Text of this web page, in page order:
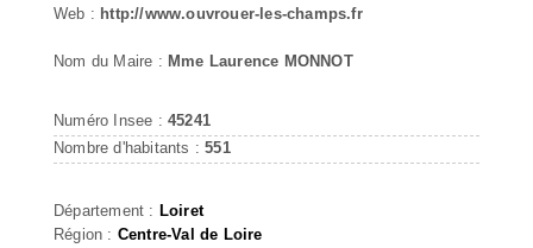
Web : http://www.ouvrouer-les-champs.fr
Nom du Maire : Mme Laurence MONNOT
Numéro Insee : 45241
Nombre d'habitants :551
Département : Loiret
Région : Centre-Val de Loire